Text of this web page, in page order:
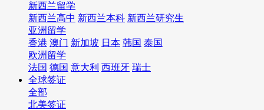
新西兰留学
新西兰高中 新西兰本科 新西兰研究生
亚洲留学
香港 澳门 新加坡 日本 韩国 泰国
欧洲留学
法国 德国 意大利 西班牙 瑞士
全球签证
全部
北美签证